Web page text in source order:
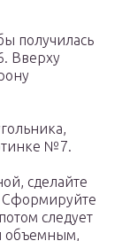
получилась
Вверху
№7.
сделайте
следует
объемным,